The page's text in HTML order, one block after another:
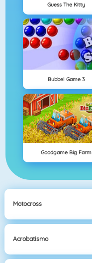
Guess The Kitty
Bubbel Game 3
Goodgame Big Farm
Motocross
Acrobatismo